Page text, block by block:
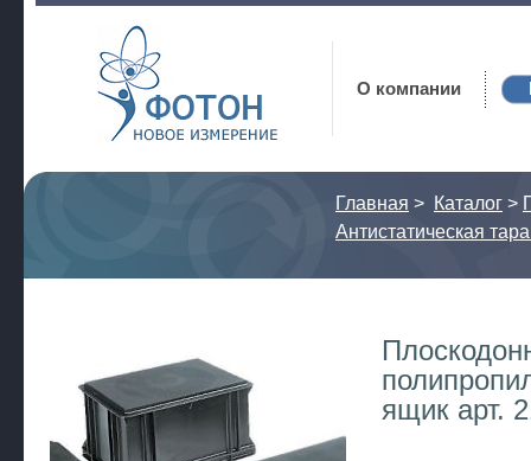
Фотон
О компании
Главная > Каталог >
Антистатическая
ящик арт.